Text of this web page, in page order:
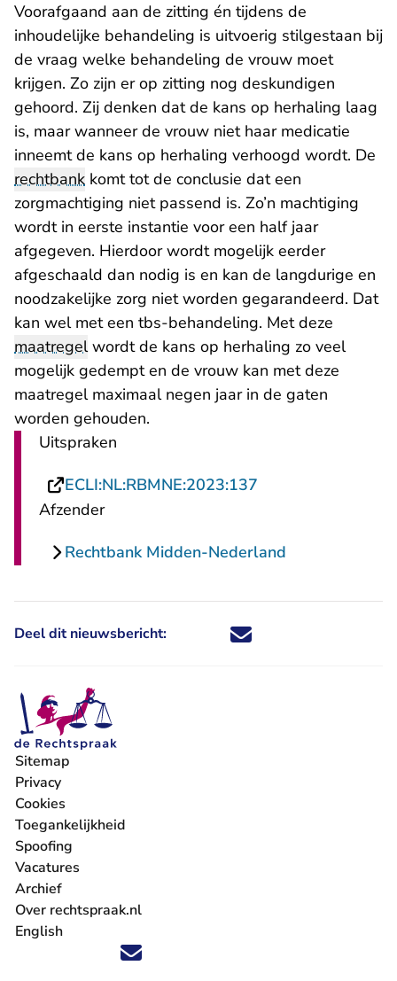
Voorafgaand aan de zitting én tijdens de
inhoudelijke behandeling is uitvoerig stilgestaan bij
de vraag welke behandeling de vrouw moet
krijgen. Zo zijn er op zitting nog deskundigen
gehoord. Zij denken dat de kans op herhaling laag
is, maar wanneer de vrouw niet haar medicatie
inneemt de kans op herhaling verhoogd wordt. De
rechtbank komt tot de conclusie dat een
zorgmachtiging niet passend is. Zo’n machtiging
wordt in eerste instantie voor een half jaar
afgegeven. Hierdoor wordt mogelijk eerder
afgeschaald dan nodig is en kan de langdurige en
noodzakelijke zorg niet worden gegarandeerd. Dat
kan wel met een tbs-behandeling. Met deze
maatregelwordt de kans op herhaling zo veel
mogelijk gedempt en de vrouw kan met deze
maatregel maximaal negen jaar in de gaten
worden gehouden.
Uitspraken
ECLI:NL:RBMNE:2023:137
Afzender
Rechtbank Midden-Nederland
Deel dit nieuwsbericht: Deel dit nieuwsbericht via X -
Deel dit nieuwsbericht via
Deel dit nieuwsbericht
Deel dit
Volg ons op X (Twitter) - U verlaat Rechtspraak.nl
Volg ons op Facebook - U verlaat Rechtspraak.nl
Volg ons op Instagram - U verlaat Rechtspraak.nl
Volg ons op Youtube - U verlaat Rechtspraak.nl
Volg ons op LinkedIn - U verlaat
'Blijf op de hoogte' nieuwsbrief - U verlaat
Sitemap
Privacy
Cookies
Toegankelijkheid
Spoofing
Vacatures
- U verlaat Rechtspraak.nl
Archief
Over rechtspraak.nl
English